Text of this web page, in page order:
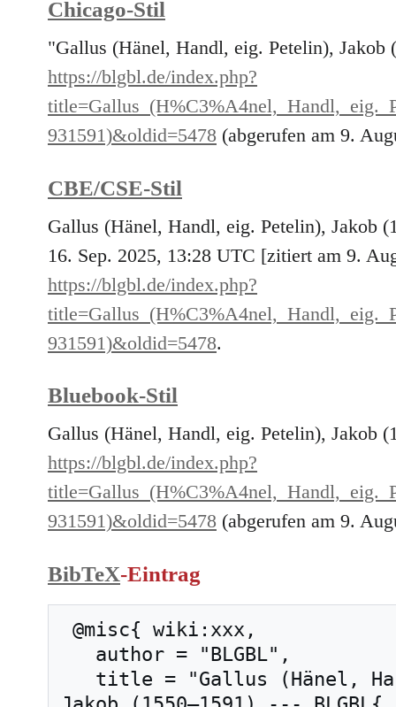
Chicago-Stil
"Gallus (Hänel, Handl, eig. Petelin), Jakob
https://blgbl.de/index.php?
931591)&oldid=5478 (abgerufen am 9.
CBE/CSE-Stil
Gallus (Hänel, Handl, eig. Petelin), Jakob
16. Sep. 2025, 13:28 UTC [zitiert am 9.
https://blgbl.de/index.php?
931591)&oldid=5478.
Bluebook-Stil
Gallus (Hänel, Handl, eig. Petelin), Jakob
https://blgbl.de/index.php?
931591)&oldid=5478 (abgerufen am 9.
BibTeX-Eintrag